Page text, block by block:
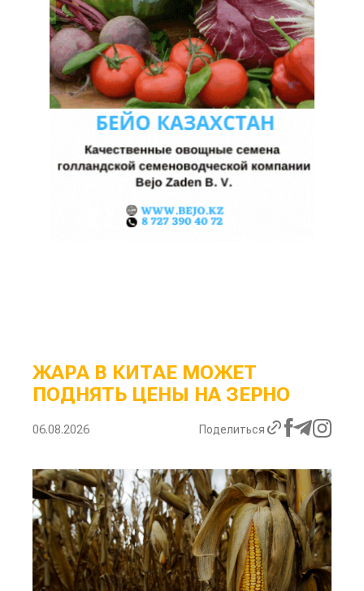
ЖАРА В КИТАЕ МОЖЕТ
ПОДНЯТЬ ЦЕНЫ НА ЗЕРНО
06.08.2026 Поделиться